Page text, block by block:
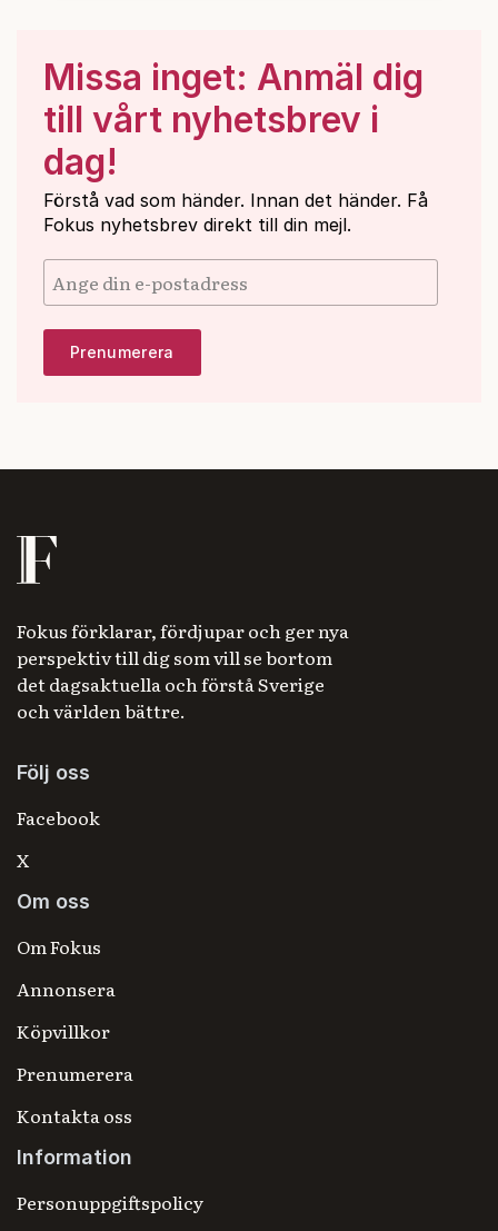
Missa inget: Anmäl dig
till vårt nyhetsbrev i
dag!
Förstå vad som händer. Innan det händer. Få
Fokus nyhetsbrev direkt till din mejl.
Fokus förklarar, fördjupar och ger nya
perspektiv till dig som vill se bortom
det dagsaktuella och förstå Sverige
och världen bättre.
Följ oss
Facebook
X
Om oss
Om Fokus
Annonsera
Köpvillkor
Prenumerera
Kontakta oss
Information
Personuppgiftspolicy